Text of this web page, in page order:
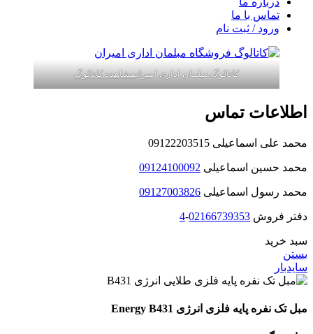
تماس با ما
ورود / ثبت نام
کاتالوگ مبلمان اداری امیرانمشاهده کاتالوگ
اطلاعات تماس
محمد علی اسماعیلی 09122203515
محمد حسین اسماعیلی 09124100092
محمد رسول اسماعیلی 09127003826
دفتر فروش 02166739353
-
4
سبد خرید
بستن
سایدبار
مبل تک نفره پایه فلزی انرژی Energy B431